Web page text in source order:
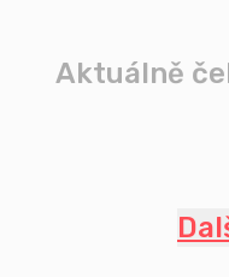
Aktuálně